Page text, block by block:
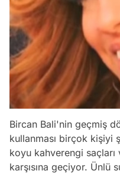
Bircan Bali'nin geçmiş
kullanması birçok kişiyi
koyu kahverengi
karşısına geçiyor. Ünlü